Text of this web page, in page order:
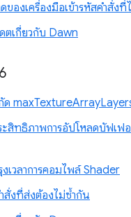
ของเครื่องมือเข้ารหัสคำสั่งที่
ตเกี่ยวกับ Dawn
ด
ะสิทธิภาพการอัปโหลดบัฟเฟ
เวลาการคอมไพล์ Shader
สั่งที่ส่งต้องไม่ซ้ำกัน